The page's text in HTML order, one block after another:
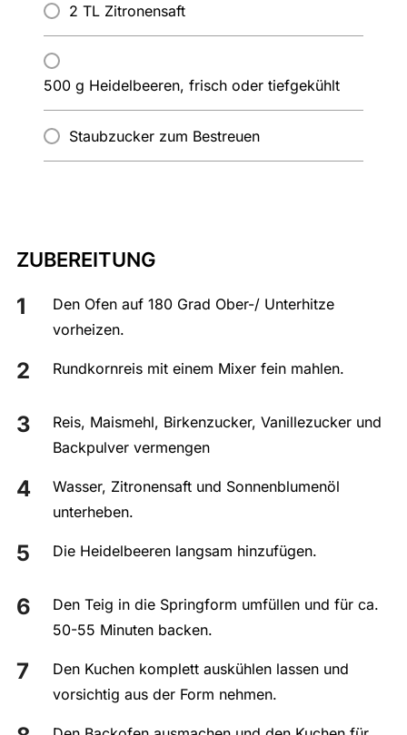
2 TL Zitronensaft
500 g Heidelbeeren, frisch oder tiefgekühlt
Staubzucker zum Bestreuen
ZUBEREITUNG
Den Ofen auf 180 Grad Ober-/ Unterhitze
vorheizen.
Rundkornreis mit einem Mixer fein mahlen.
Reis, Maismehl, Birkenzucker, Vanillezucker und
Backpulver vermengen
Wasser, Zitronensaft und Sonnenblumenöl
unterheben.
Die Heidelbeeren langsam hinzufügen.
Den Teig in die Springform umfüllen und für ca.
50-55 Minuten backen.
Den Kuchen komplett auskühlen lassen und
vorsichtig aus der Form nehmen.